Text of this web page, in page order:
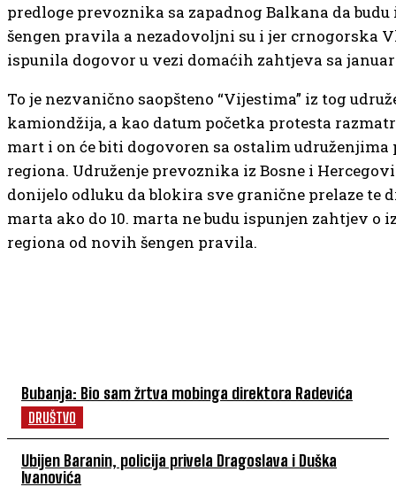
Bubanja: Bio sam žrtva mobinga direktora Radevića
DRUŠTVO
Ubijen Baranin, policija privela Dragoslava i Duška
Ivanovića
predloge prevoznika sa zapadnog Balkana da
šengen pravila a nezadovoljni su i jer crnogorska
ispunila dogovor u vezi domaćih zahtjeva sa
To je nezvanično saopšteno “Vijestima” iz tog
kamiondžija, a kao datum početka protesta
mart i on će biti dogovoren sa ostalim
regiona. Udruženje prevoznika iz Bosne i
donijelo odluku da blokira sve granične prelaze te
marta ako do 10. marta ne budu ispunjen zahtjev o
regiona od novih šengen pravila.